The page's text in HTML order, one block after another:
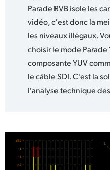
Parade RVB isole les
vidéo, c'est donc la
les niveaux illégaux.
choisir le mode
composante YUV
le câble SDI. C'est la
l'analyse technique